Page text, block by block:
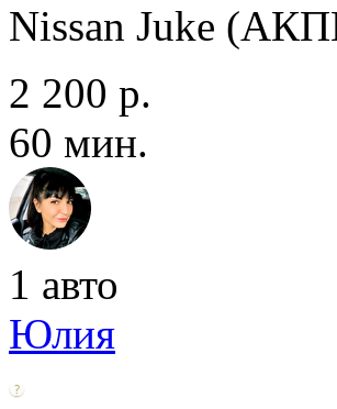
Nissan Juke
2 200 р.
60 мин.
1 авто
Юлия